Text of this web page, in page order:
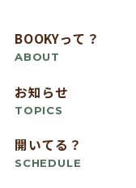
BOOKYって？
ABOUT
お知らせ
TOPICS
開いてる？
SCHEDULE